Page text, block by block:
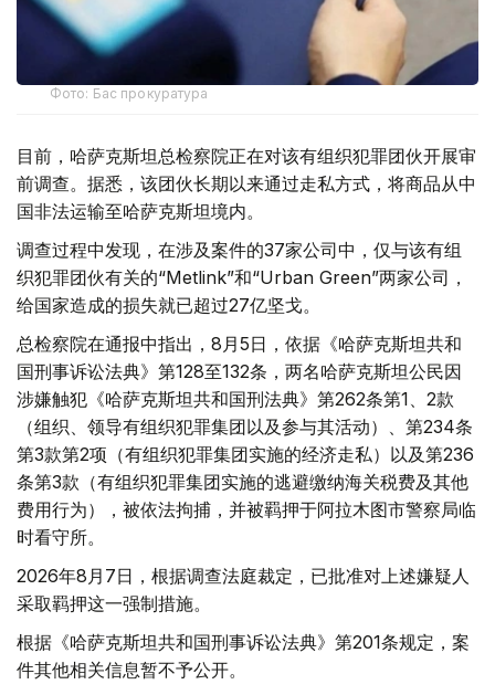
Фото: Бас прокуратура
目前，哈萨克斯坦总检察院正在对该有组织犯罪团伙开展审
前调查。据悉，该团伙长期以来通过走私方式，将商品从中
国非法运输至哈萨克斯坦境内。
调查过程中发现，在涉及案件的37家公司中，仅与该有组
织犯罪团伙有关的“Metlink”和“Urban Green”两家公司，
给国家造成的损失就已超过27亿坚戈。
总检察院在通报中指出，8月5日，依据《哈萨克斯坦共和
国刑事诉讼法典》第128至132条，两名哈萨克斯坦公民因
涉嫌触犯《哈萨克斯坦共和国刑法典》第262条第1、2款
（组织、领导有组织犯罪集团以及参与其活动）、第234条
第3款第2项（有组织犯罪集团实施的经济走私）以及第236
条第3款（有组织犯罪集团实施的逃避缴纳海关税费及其他
费用行为），被依法拘捕，并被羁押于阿拉木图市警察局临
时看守所。
2026年8月7日，根据调查法庭裁定，已批准对上述嫌疑人
采取羁押这一强制措施。
根据《哈萨克斯坦共和国刑事诉讼法典》第201条规定，案
件其他相关信息暂不予公开。